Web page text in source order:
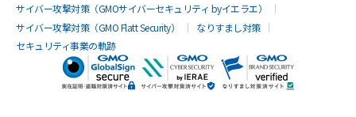
サイバー攻撃対策（GMOサイバーセキュリティ byイエラエ）
サイバー攻撃対策（GMO Flatt Security）
なりすまし対策
セキュリティ事業の軌跡